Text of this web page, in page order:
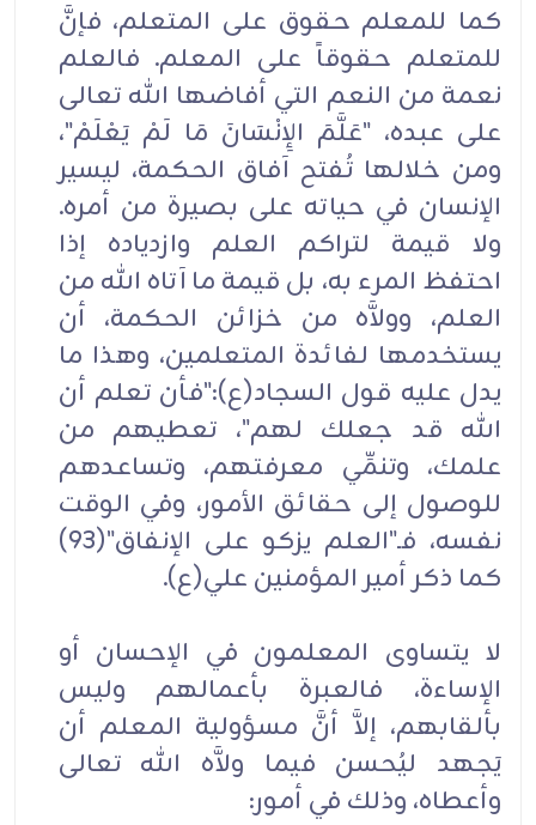
كما للمعلم حقوق على المتعلم، فإنَّ
للمتعلم حقوقاً على المعلم. فالعلم
نعمة من النعم التي أفاضها الله تعالى
على عبده، "عَلَّمَ الإِنْسَانَ مَا لَمْ يَعْلَمْ"،
ومن خلالها تُفتح آفاق الحكمة، ليسير
الإنسان في حياته على بصيرة من أمره.
ولا قيمة لتراكم العلم وازدياده إذا
احتفظ المرء به، بل قيمة ما آتاه الله من
العلم، وولاَّه من خزائن الحكمة، أن
يستخدمها لفائدة المتعلمين، وهذا ما
يدل عليه قول السجاد(ع):"فأن تعلم أن
الله قد جعلك لهم"، تعطيهم من
علمك، وتنمِّي معرفتهم، وتساعدهم
للوصول إلى حقائق الأمور، وفي الوقت
نفسه، فـ"العلم يزكو على الإنفاق"(93)
كما ذكر أمير المؤمنين علي(ع).
لا يتساوى المعلمون في الإحسان أو
الإساءة، فالعبرة بأعمالهم وليس
بألقابهم، إلاَّ أنَّ مسؤولية المعلم أن
يَجهد ليُحسن فيما ولاَّه الله تعالى
وأعطاه، وذلك في أمور: